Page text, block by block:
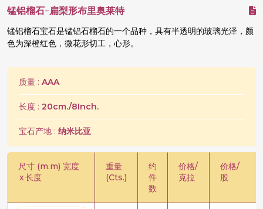
锰铝榴石-扁梨形布里奥莱特
锰铝榴石宝石是锰铝石榴石的一个品种，具有半透明的玻璃光泽，颜
色为深橙红色，微花形切工，心形。
质量 : AAA
长度 : 20cm./8Inch.
宝石产地 : 纳米比亚
尺寸 (m.m) 宽度
x长度
重量
(Cts.)
约
件
数
价格/
克拉
价格/
股